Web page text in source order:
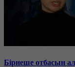
Бірнеше отбасын